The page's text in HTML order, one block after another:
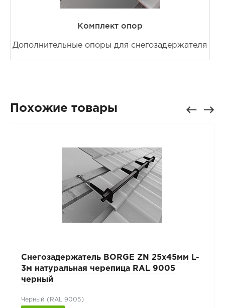
Комплект опор
Дополнительные опоры для снегозадержателя
Похожие товары
Снегозадержатель BORGE ZN 25х45мм L-
3м натуральная черепица RAL 9005
черный
Черный (RAL 9005)